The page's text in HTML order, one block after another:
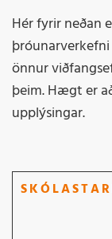
Hér fyrir neðan
önnur
þeim. Hægt er
upplýsingar.